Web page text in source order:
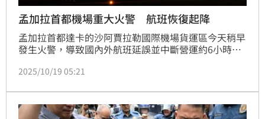
孟加拉首都機場重大火警 航班恢復起降
孟加拉首都達卡的沙阿賈拉勒國際機場貨運區今天稍早
發生火警，導致國內外航班延誤並中斷營運約6小時，
2025/10/19 05:21